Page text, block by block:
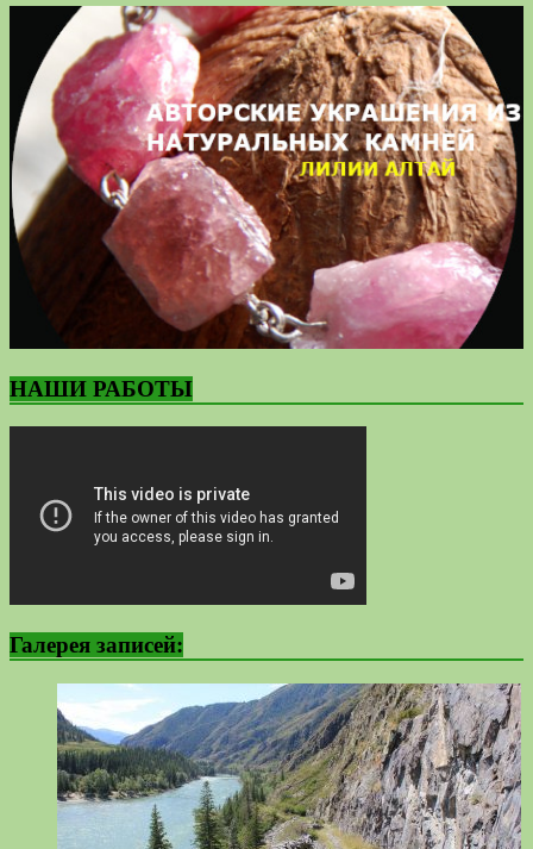
НАШИ РАБОТЫ
Галерея записей: